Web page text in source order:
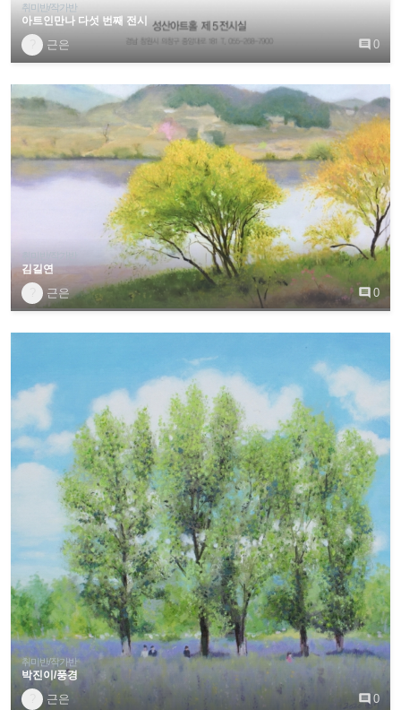
취미반/작가반
아트인만나 다섯 번째 전시
근은  0
김길연
근은  0
취미반/작가반
박진이/풍경
근은  0